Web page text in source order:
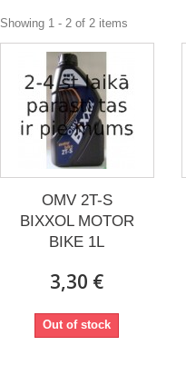
Showing 1 - 2 of 2 items
OMV 2T-S
BIXXOL MOTOR
BIKE 1L
3,30 €
Out of stock